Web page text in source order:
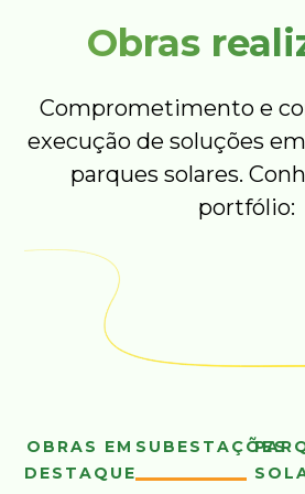
Obras
Comprometimento e
execução de soluções
parques solares.
portfólio:
OBRAS EM
DESTAQUE
SUBESTAÇÕES